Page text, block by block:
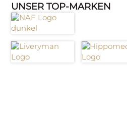
UNSER TOP-MARKEN